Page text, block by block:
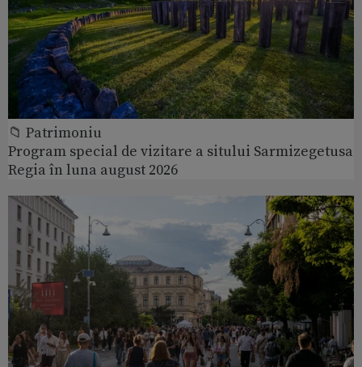
📁 Patrimoniu
Program special de vizitare a sitului Sarmizegetusa
Regia în luna august 2026